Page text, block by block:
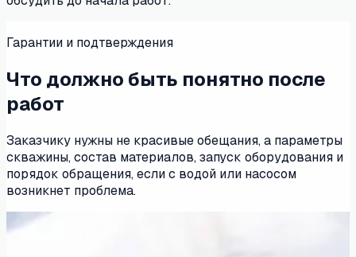
Гарантии и подтверждения
Что должно быть понятно после
работ
Заказчику нужны не красивые обещания, а параметры
скважины, состав материалов, запуск оборудования и
порядок обращения, если с водой или насосом
возникнет проблема.